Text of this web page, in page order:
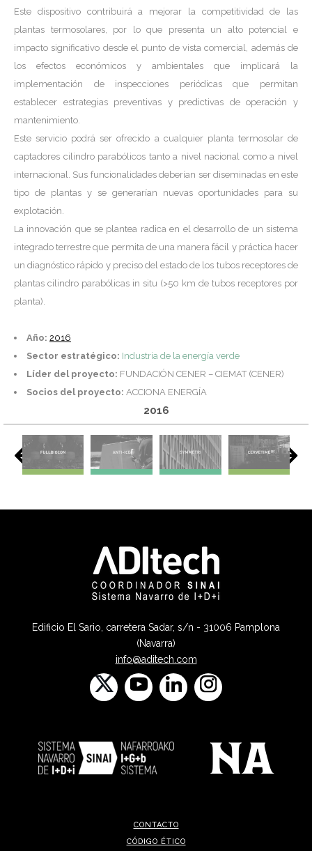
Este dispositivo contribuirá a mejorar la competitividad de las
plantas termosolares, por lo que presenta un alto potencial e
impacto significativo desde el punto de vista comercial, además de
los efectos económicos y ambientales que implicará la
implementación de inspecciones periódicas que permitan
establecer estrategias preventivas y predictivas de operación y
mantenimiento.
Este servicio podrá ser ofrecido a cualquier planta termosolar de
captadores cilindro parabólicos tanto a nivel nacional como a nivel
internacional. Sus funcionalidades deberían ser diseminadas en este
tipo de plantas y se generarían nuevas oportunidades para su
explotación.
La innovación que se plantea radica en el desarrollo de un sistema
integrado terrestre que permita de una manera fácil y práctica hacer
un diagnóstico rápido y preciso del estado de los tubos receptores de
plantas cilindro parabólicas in situ (>50 km de tubos receptores por
planta).
Año: 2016
Sector estratégico: Industria de la energía verde
Líder del proyecto: FUNDACIÓN CENER – CIEMAT (CENER)
Socios del proyecto: ACCIONA ENERGÍA
2016
Edificio El Sario, carretera Sadar, s/n - 31006 Pamplona
(Navarra)
info@aditech.com
CONTACTO
CÓDIGO ÉTICO